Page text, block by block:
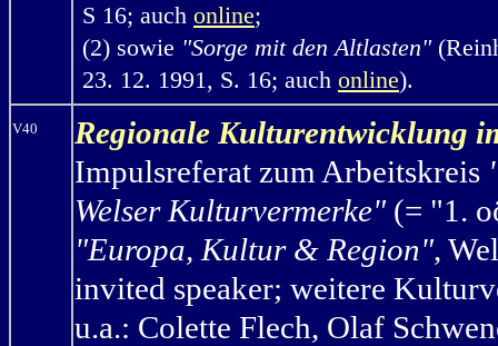
S 16; auch online;
(2) sowie "Sorge mit den Altlasten"
23. 12. 1991, S. 16; auch online).
V40
Regionale Kulturentwicklung
Impulsreferat zum Arbeitskreis
Welser Kulturvermerke" (= "1.
"Europa, Kultur & Region",
invited speaker; weitere
u.a.: Colette Flech, Olaf